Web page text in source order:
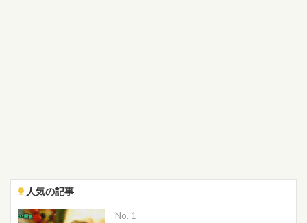
人気の記事
No.